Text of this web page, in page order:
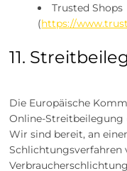
Trusted Shops
(https://
11.
Die Europäische
Online-Streitbeilegung
Wir sind bereit, an
Schlichtungsverfahren